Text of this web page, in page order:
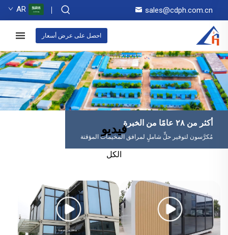
sales@cdph.com.cn
AR
احصل على عرض أسعار
أكثر من ٢٨ عامًا من الخبرة
مُكرَّسون لتوفير حلٍّ شاملٍ لمرافق المخيمات المؤقتة
فيديو
الكل